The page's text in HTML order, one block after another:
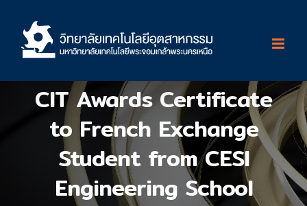
content
CIT Awards Certificate
to French Exchange
Student from CESI
Engineering School